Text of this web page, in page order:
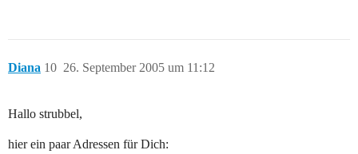
Diana 26. September 2005 um 11:12
10
Hallo strubbel,
hier ein paar Adressen für Dich: